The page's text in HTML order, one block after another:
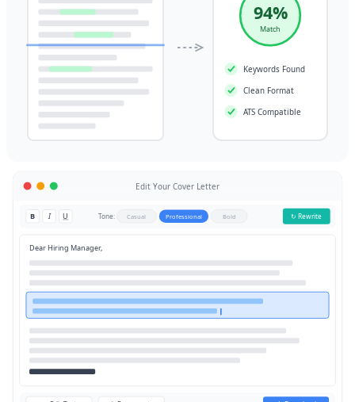
94%
Match
Keywords Found
Clean Format
ATS Compatible
Edit Your Cover Letter
B I U Tone: Casual Professional Bold ↻ Rewrite
Dear Hiring Manager,